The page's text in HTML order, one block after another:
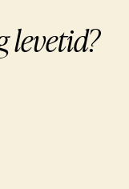
levetid?